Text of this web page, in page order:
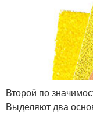
Второй по
Выделяют два